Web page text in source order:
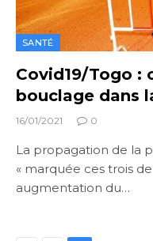
SANTÉ
Covid19/Togo :
bouclage dans
16/01/2021 0
La propagation de la
« marquée ces trois
augmentation du…